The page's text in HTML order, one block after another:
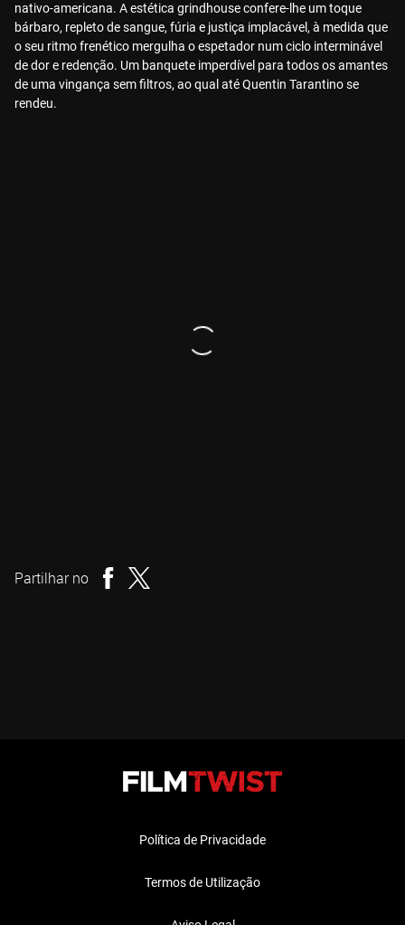
nativo-americana. A estética grindhouse confere-lhe um toque
bárbaro, repleto de sangue, fúria e justiça implacável, à medida que
o seu ritmo frenético mergulha o espetador num ciclo interminável
de dor e redenção. Um banquete imperdível para todos os amantes
de uma vingança sem filtros, ao qual até Quentin Tarantino se
rendeu.
Partilhar no
Política de Privacidade
Termos de Utilização